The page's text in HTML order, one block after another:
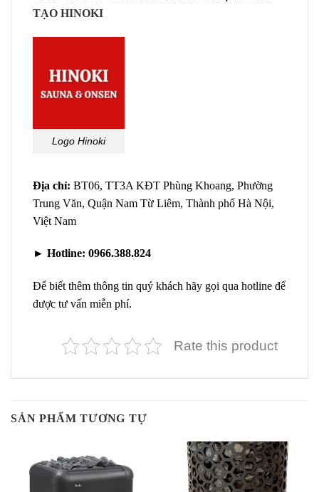
TẠO HINOKI
Logo Hinoki
Địa chỉ: BT06, TT3A KĐT Phùng Khoang, Phường
Trung Văn, Quận Nam Từ Liêm, Thành phố Hà Nội,
Việt Nam
► Hotline: 0966.388.824
Để biết thêm thông tin quý khách hãy gọi qua hotline để
được tư vấn miễn phí.
Rate this product
SẢN PHẨM TƯƠNG TỰ